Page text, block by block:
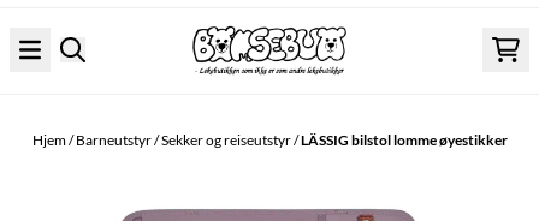
Hjem/Barneutstyr/Sekker og reiseutstyr/LÄSSIG bilstol lomme øyestikker